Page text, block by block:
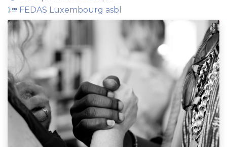
FEDAS Luxembourg asbl